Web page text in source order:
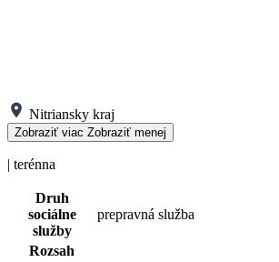
Nitriansky kraj
Zobraziť viac Zobraziť menej
| terénna
Druh
sociálne
služby
prepravná služba
Rozsah